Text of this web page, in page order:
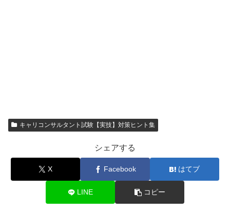
キャリコンサルタント試験【実技】対策ヒント集
シェアする
X Facebook はてブ
LINE コピー